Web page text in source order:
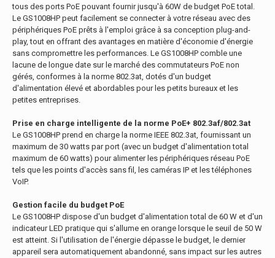
tous des ports PoE pouvant fournir jusqu'à 60W de budget PoE total.
Le GS1008HP peut facilement se connecter à votre réseau avec des
périphériques PoE prêts à l'emploi grâce à sa conception plug-and-
play, tout en offrant des avantages en matière d'économie d'énergie
sans compromettre les performances. Le GS1008HP comble une
lacune de longue date sur le marché des commutateurs PoE non
gérés, conformes à la norme 802.3at, dotés d'un budget
d'alimentation élevé et abordables pour les petits bureaux et les
petites entreprises.
Prise en charge intelligente de la norme PoE+ 802.3af/802.3at
Le GS1008HP prend en charge la norme IEEE 802.3at, fournissant un
maximum de 30 watts par port (avec un budget d'alimentation total
maximum de 60 watts) pour alimenter les périphériques réseau PoE
tels que les points d'accès sans fil, les caméras IP et les téléphones
VoIP.
Gestion facile du budget PoE
Le GS1008HP dispose d'un budget d'alimentation total de 60 W et d'un
indicateur LED pratique qui s'allume en orange lorsque le seuil de 50 W
est atteint. Si l'utilisation de l'énergie dépasse le budget, le dernier
appareil sera automatiquement abandonné, sans impact sur les autres